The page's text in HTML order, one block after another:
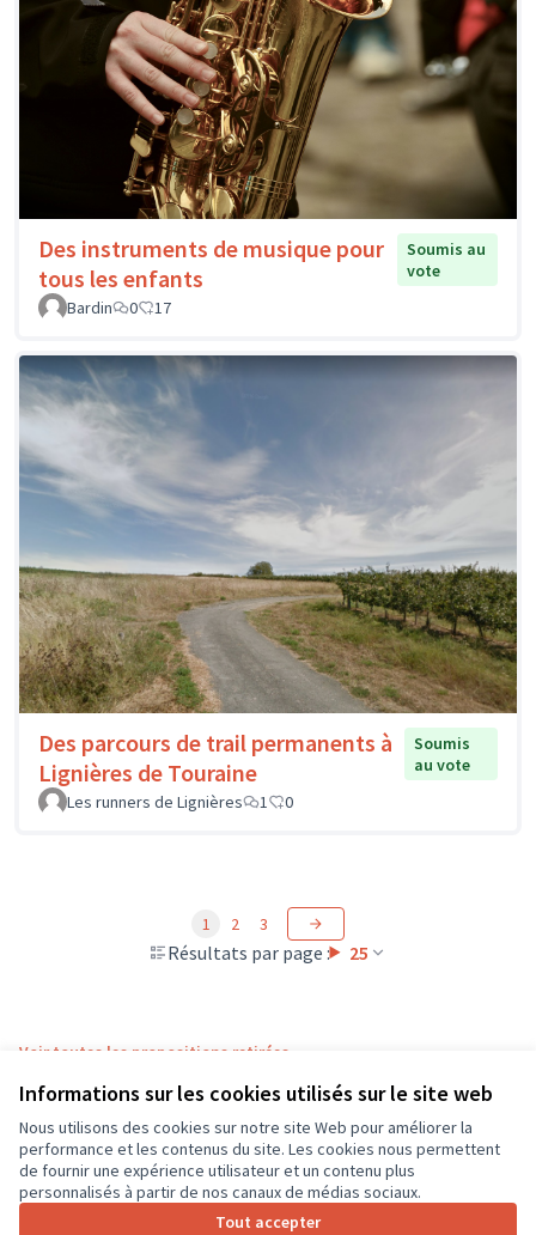
Informations sur les cookies utilisés sur le site web
Nous utilisons des cookies sur notre site Web pour améliorer la
performance et les contenus du site. Les cookies nous permettent
de fournir une expérience utilisateur et un contenu plus
personnalisés à partir de nos canaux de médias sociaux.
Tout accepter
Des instruments de musique pour
tous les enfants
Soumis au
vote
Bardin
0 17
Des parcours de trail permanents à
Lignières de Touraine
Soumis
au vote
Les runners de Lignières
1 0
Résultats par page : 25
1 2 3
Voir toutes les propositions retirées
Conditions d'utilisation
Paramètres des cookies
CD37 sur X
(Lien externe)
CD37 sur Facebook
CD37 sur Instagram
CD37 sur YouTube
(Lien externe)